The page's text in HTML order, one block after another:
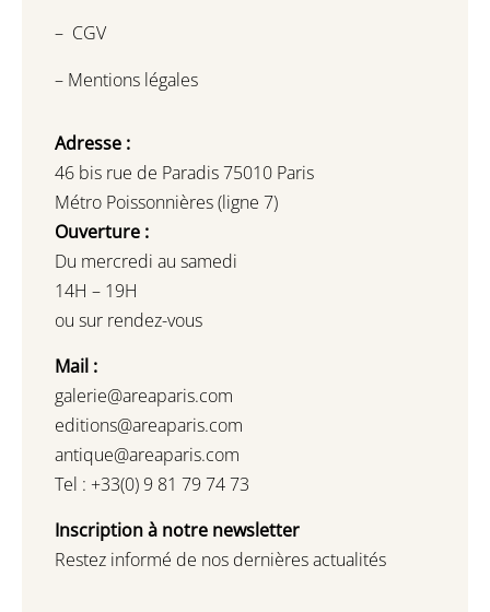
– CGV
– Mentions légales
Adresse :
46 bis rue de Paradis 75010 Paris
Métro Poissonnières (ligne 7)
Ouverture :
Du mercredi au samedi
14H – 19H
ou sur rendez-vous
Mail :
galerie@areaparis.com
editions@areaparis.com
antique@areaparis.com
Tel : +33(0) 9 81 79 74 73
Inscription à notre newsletter
Restez informé de nos dernières actualités